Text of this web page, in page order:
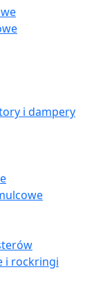
i dampery
i rockringi